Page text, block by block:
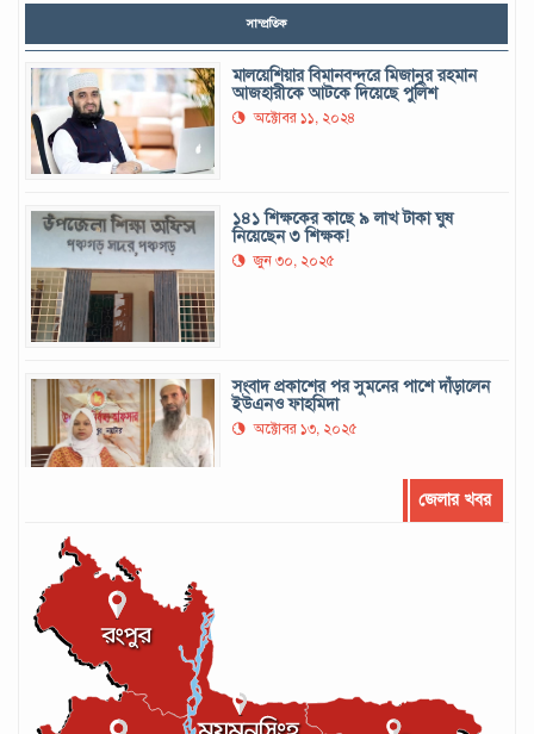
সাম্প্রতিক
মালয়েশিয়ার বিমানবন্দরে মিজানুর রহমান
আজহারীকে আটকে দিয়েছে পুলিশ
অক্টোবর ১১, ২০২৪
১৪১ শিক্ষকের কাছে ৯ লাখ টাকা ঘুষ
নিয়েছেন ৩ শিক্ষক!
জুন ৩০, ২০২৫
সংবাদ প্রকাশের পর সুমনের পাশে দাঁড়ালেন
ইউএনও ফাহমিদা
অক্টোবর ১৩, ২০২৫
আইসিসির লেভেল-৩ কোচের স্বীকৃতি পেলেন
আশরাফুল
জেলার খবর